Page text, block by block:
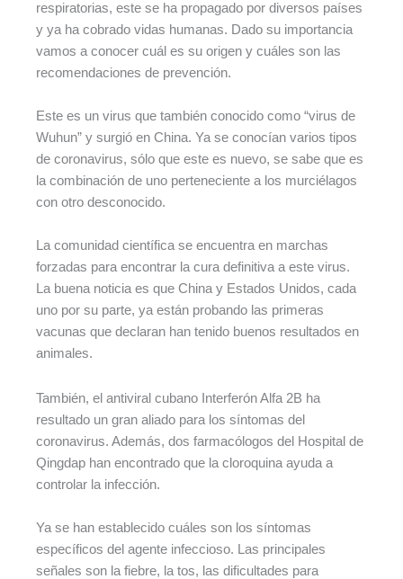
respiratorias, este se ha propagado por diversos países
y ya ha cobrado vidas humanas. Dado su importancia
vamos a conocer cuál es su origen y cuáles son las
recomendaciones de prevención.
Este es un virus que también conocido como “virus de
Wuhun” y surgió en China. Ya se conocían varios tipos
de coronavirus, sólo que este es nuevo, se sabe que es
la combinación de uno perteneciente a los murciélagos
con otro desconocido.
La comunidad científica se encuentra en marchas
forzadas para encontrar la cura definitiva a este virus.
La buena noticia es que China y Estados Unidos, cada
uno por su parte, ya están probando las primeras
vacunas que declaran han tenido buenos resultados en
animales.
También, el antiviral cubano Interferón Alfa 2B ha
resultado un gran aliado para los síntomas del
coronavirus. Además, dos farmacólogos del Hospital de
Qingdap han encontrado que la cloroquina ayuda a
controlar la infección.
Ya se han establecido cuáles son los síntomas
específicos del agente infeccioso. Las principales
señales son la fiebre, la tos, las dificultades para